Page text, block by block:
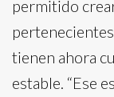
permitido
tienen ahora
estable. “Ese